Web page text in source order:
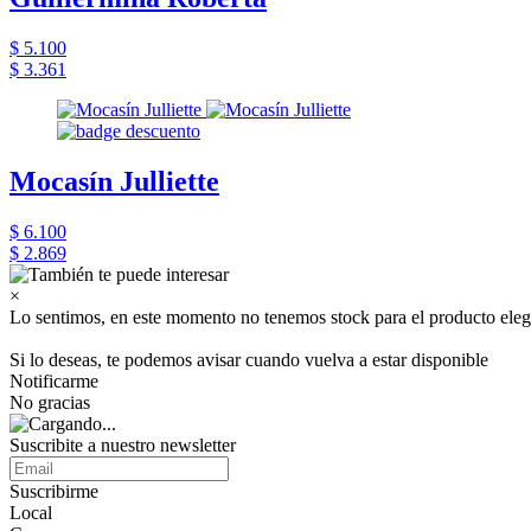
$ 5.100
$ 3.361
Mocasín Julliette
$ 6.100
$ 2.869
×
Lo sentimos, en este momento no tenemos stock para el producto
Si lo deseas, te podemos avisar cuando vuelva a estar disponible
Notificarme
No gracias
Suscribite a nuestro newsletter
Suscribirme
Local